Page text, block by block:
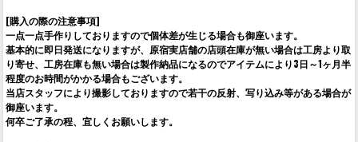
[購入の際の注意事項]
一点一点手作りしておりますので個体差が生じる場合も御座います。
基本的に即日発送になりますが、原宿実店舗の店頭在庫が無い場合は工房より取
り寄せ、工房在庫も無い場合は製作納品になるのでアイテムにより3日～1ヶ月半
程度のお時間がかかる場合もございます。
当店スタッフにより撮影しておりますので若干の反射、写り込み等がある場合が
御座います。
何卒ご了承の程、宜しくお願いします。